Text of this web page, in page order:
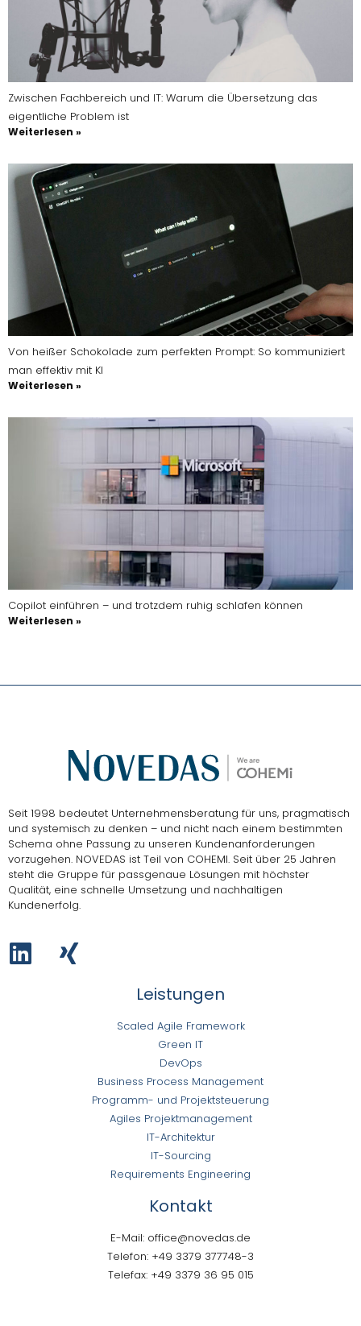
Zwischen Fachbereich und IT: Warum die Übersetzung das
eigentliche Problem ist
Weiterlesen »
Von heißer Schokolade zum perfekten Prompt: So kommuniziert
man effektiv mit KI
Weiterlesen »
Copilot einführen – und trotzdem ruhig schlafen können
Weiterlesen »
Seit 1998 bedeutet Unternehmensberatung für uns, pragmatisch
und systemisch zu denken – und nicht nach einem bestimmten
Schema ohne Passung zu unseren Kundenanforderungen
vorzugehen. NOVEDAS ist Teil von COHEMI. Seit über 25 Jahren
steht die Gruppe für passgenaue Lösungen mit höchster
Qualität, eine schnelle Umsetzung und nachhaltigen
Kundenerfolg.
Leistungen
Scaled Agile Framework
Green IT
DevOps
Business Process Management
Programm- und Projektsteuerung
Agiles Projektmanagement
IT-Architektur
IT-Sourcing
Requirements Engineering
Kontakt
E-Mail: office@novedas.de
Telefon: +49 3379 377748-3
Telefax: +49 3379 36 95 015